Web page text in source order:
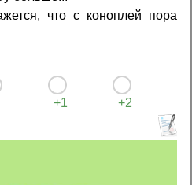
что с коноплей пора
+1 +2